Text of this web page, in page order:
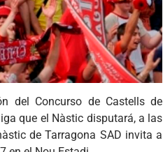
del Concurso de Castells de
que el Nàstic disputará, a las
de Tarragona SAD invita a